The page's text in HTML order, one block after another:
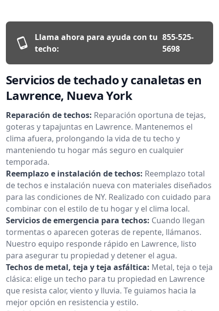
Llama ahora para ayuda con tu
techo:
855-525-
5698
Servicios de techado y canaletas en
Lawrence, Nueva York
Reparación de techos: Reparación oportuna de tejas,
goteras y tapajuntas en Lawrence. Mantenemos el
clima afuera, prolongando la vida de tu techo y
manteniendo tu hogar más seguro en cualquier
temporada.
Reemplazo e instalación de techos: Reemplazo total
de techos e instalación nueva con materiales diseñados
para las condiciones de NY. Realizado con cuidado para
combinar con el estilo de tu hogar y el clima local.
Servicios de emergencia para techos: Cuando llegan
tormentas o aparecen goteras de repente, llámanos.
Nuestro equipo responde rápido en Lawrence, listo
para asegurar tu propiedad y detener el agua.
Techos de metal, teja y teja asfáltica: Metal, teja o teja
clásica: elige un techo para tu propiedad en Lawrence
que resista calor, viento y lluvia. Te guiamos hacia la
mejor opción en resistencia y estilo.